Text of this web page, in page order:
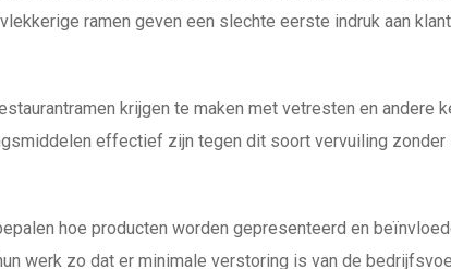
ramen geven een slechte eerste indruk aan
krijgen te maken met vetresten en andere
effectief zijn tegen dit soort vervuiling zonder
hoe producten worden gepresenteerd en
werk zo dat er minimale verstoring is van de